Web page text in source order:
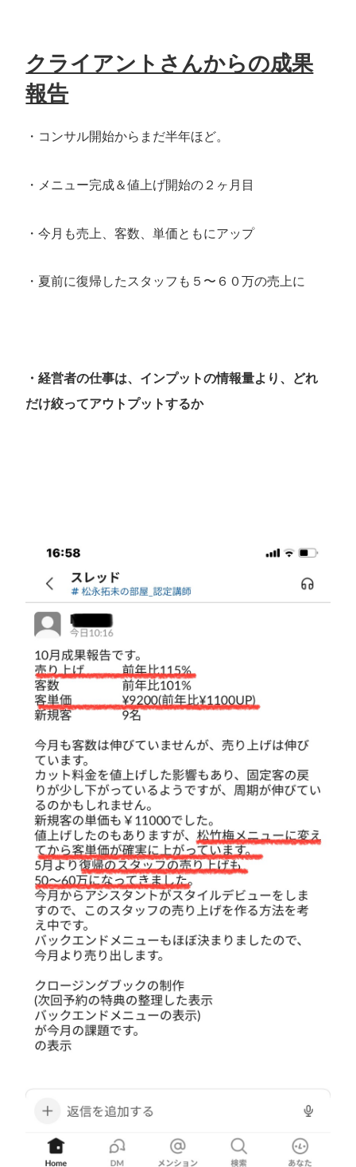
クライアントさんからの成果
報告
・コンサル開始からまだ半年ほど。
・メニュー完成＆値上げ開始の２ヶ月目
・今月も売上、客数、単価ともにアップ
・夏前に復帰したスタッフも５〜６０万の売上に
・経営者の仕事は、インプットの情報量より、どれ
だけ絞ってアウトプットするか